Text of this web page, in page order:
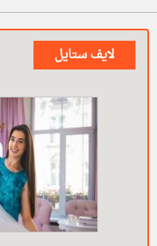
لايف ستايل